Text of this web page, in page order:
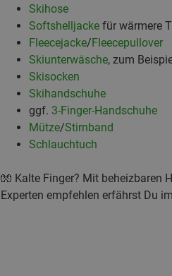
Skihose
Softshelljackefür wärmere
Fleecejacke/Fleecepullover
Skiunterwäsche, zum
Skisocken
Skihandschuhe
ggf. 3-Finger-Handschuhe
Mütze/Stirnband
Schlauchtuch
🧤 Kalte Finger? Mit beheizbaren
Experten empfehlen erfährst Du